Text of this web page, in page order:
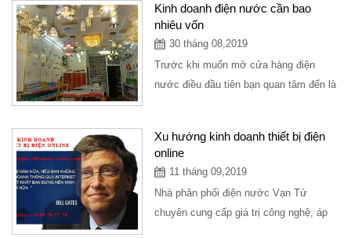
Kinh doanh điện nước cần bao
nhiêu vốn
30 tháng 08,2019
Trước khi muốn mở cửa hàng điện
nước điều đầu tiên bạn quan tâm đến là
Xu hướng kinh doanh thiết bị điện
online
11 tháng 09,2019
Nhà phân phối điện nước Vạn Tứ
chuyên cung cấp giá trị công nghệ, áp